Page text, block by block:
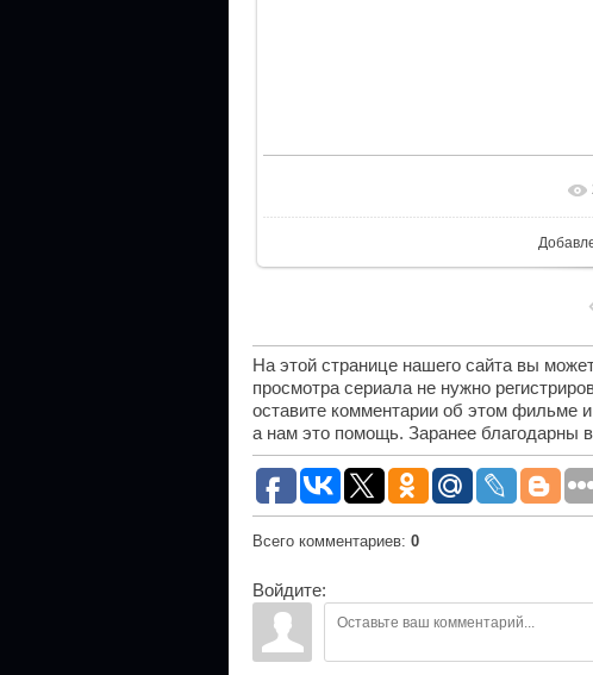
На этой странице нашего сайта вы
просмотра сериала не нужно
оставите комментарии об этом фильме
а нам это помощь. Заранее благодарны
Всего комментариев: 0
Войдите: